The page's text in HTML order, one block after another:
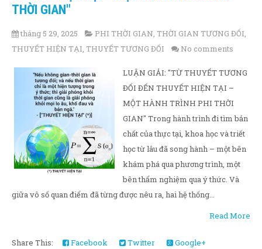
THỜI GIAN"
tháng 5 29, 2025 PHI THỜI GIAN, THỜI GIAN TƯƠNG ĐỐI,
THUYẾT HIỆN TẠI, THUYẾT TƯƠNG ĐỐI No comments
LUẬN GIẢI: "TỪ THUYẾT TƯƠNG
ĐỐI ĐẾN THUYẾT HIỆN TẠI –
MỘT HÀNH TRÌNH PHI THỜI
GIAN" Trong hành trình đi tìm bản
chất của thực tại, khoa học và triết
học từ lâu đã song hành – một bên
khám phá qua phương trình, một
bên thẩm nghiệm qua ý thức. Và
giữa vô số quan điểm đã từng được nêu ra, hai hệ thống...
Read More
Share This: Facebook Twitter
Google+